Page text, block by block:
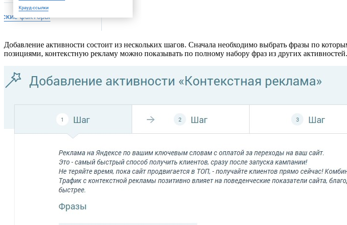
Добавление активности состоит из нескольких шагов. Сначала необходимо выбрать фразы по
позициями, контекстную рекламу можно показывать по полному набору фраз из других